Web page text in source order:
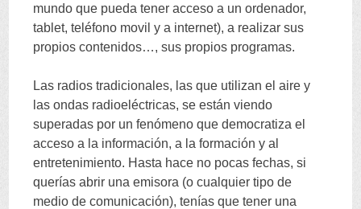
mundo que pueda tener acceso a un ordenador,
tablet,teléfono movil y a internet),a realizar sus
propios contenidos…,sus propios programas.
Las radios tradicionales, las que utilizan el aire y
las ondas radioeléctricas,se están viendo
superadas por un fenómeno que democratiza el
acceso a la información,a la formación y al
entretenimiento. Hasta hace no pocas fechas,si
querías abrir una emisora (o cualquier tipo de
medio de comunicación),tenías que tener una